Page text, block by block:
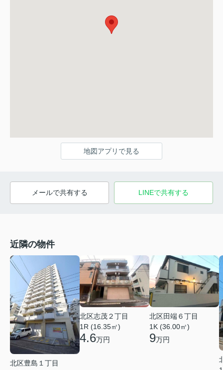
地図アプリで見る
メールで共有する LINEで共有する
近隣の物件
北区豊島１丁目
北区志茂２丁目
1R (16.35㎡)
4.6万円
北区田端６丁目
1K (36.00㎡)
9万円